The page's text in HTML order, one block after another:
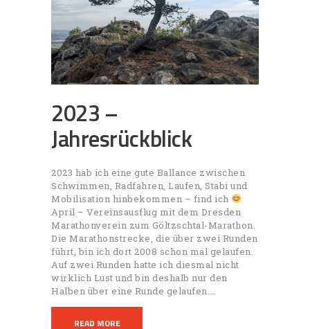
2023 –
Jahresrückblick
2023 hab ich eine gute Ballance zwischen
Schwimmen, Radfahren, Laufen, Stabi und
Mobilisation hinbekommen – find ich
April – Vereinsausflug mit dem Dresden
Marathonverein zum Göltzschtal-Marathon.
Die Marathonstrecke, die über zwei Runden
führt, bin ich dort 2008 schon mal gelaufen.
Auf zwei Runden hatte ich diesmal nicht
wirklich Lust und bin deshalb nur den
Halben über eine Runde gelaufen.…
READ MORE